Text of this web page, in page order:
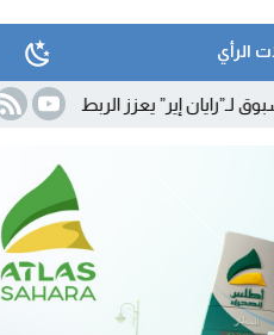
الرأي
يعزز الربط الجوي للداخلة مع أوروبا